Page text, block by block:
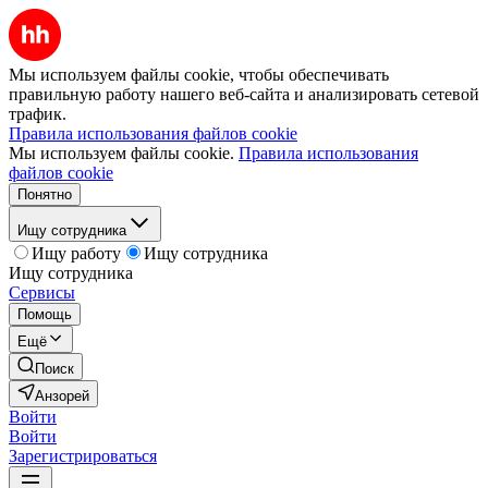
Мы используем файлы cookie, чтобы обеспечивать
правильную работу нашего веб-сайта и анализировать сетевой
трафик.
Правила использования файлов cookie
Мы используем файлы cookie. Правила использования
файлов cookie
Понятно
Ищу сотрудника
Ищу работу
Ищу сотрудника
Ищу сотрудника
Сервисы
Помощь
Ещё
Поиск
Анзорей
Войти
Войти
Зарегистрироваться